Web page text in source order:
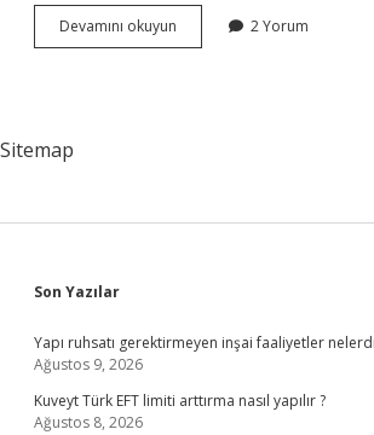
Devamını okuyun
Tl
2 Yorum
Sitemap
Sidebar
Son Yazılar
Yapı ruhsatı gerektirmeyen inşai faaliyetler
Ağustos 9, 2026
Kuveyt Türk EFT limiti arttırma nasıl yapılır ?
Ağustos 8, 2026